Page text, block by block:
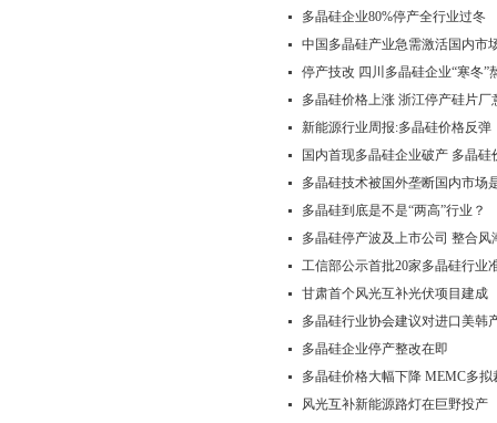
多晶硅企业80%停产全行业过冬
中国多晶硅产业急需激活国内市
停产技改 四川多晶硅企业“寒冬”
多晶硅价格上涨 浙江停产硅片厂
新能源行业周报:多晶硅价格反弹
国内首现多晶硅企业破产 多晶硅
多晶硅技术被国外垄断国内市场
多晶硅到底是不是“两高”行业？
多晶硅停产波及上市公司 整合风
工信部公示首批20家多晶硅行业
甘肃首个风光互补光伏项目建成
多晶硅行业协会建议对进口美韩
多晶硅企业停产整改在即
多晶硅价格大幅下降 MEMC多拟
风光互补新能源路灯在巨野投产